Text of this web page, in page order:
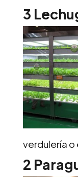
3
verdulería
2